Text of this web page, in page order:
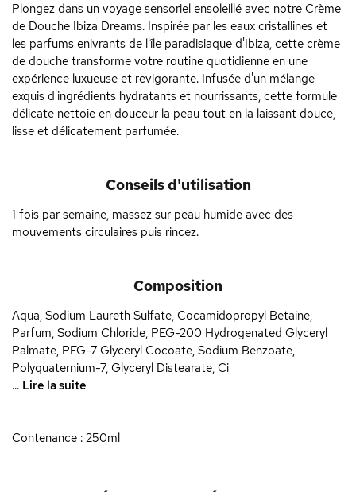
Plongez dans un voyage sensoriel ensoleillé avec notre Crème
de Douche Ibiza Dreams. Inspirée par les eaux cristallines et
les parfums enivrants de l'île paradisiaque d'Ibiza, cette crème
de douche transforme votre routine quotidienne en une
expérience luxueuse et revigorante. Infusée d'un mélange
exquis d'ingrédients hydratants et nourrissants, cette formule
délicate nettoie en douceur la peau tout en la laissant douce,
lisse et délicatement parfumée.
Conseils d'utilisation
1 fois par semaine, massez sur peau humide avec des
mouvements circulaires puis rincez.
Composition
Aqua, Sodium Laureth Sulfate, Cocamidopropyl Betaine,
Parfum, Sodium Chloride, PEG-200 Hydrogenated Glyceryl
Palmate, PEG-7 Glyceryl Cocoate, Sodium Benzoate,
Polyquaternium-7, Glyceryl Distearate, Ci
... Lire la suite
Contenance : 250ml